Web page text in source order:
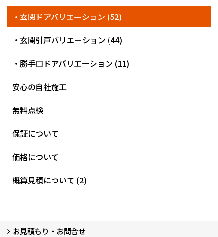
・玄関ドアバリエーション (52)
・玄関引戸バリエーション (44)
・勝手口ドアバリエーション (11)
安心の自社施工
無料点検
保証について
価格について
概算見積について (2)
お見積もり・お問合せ